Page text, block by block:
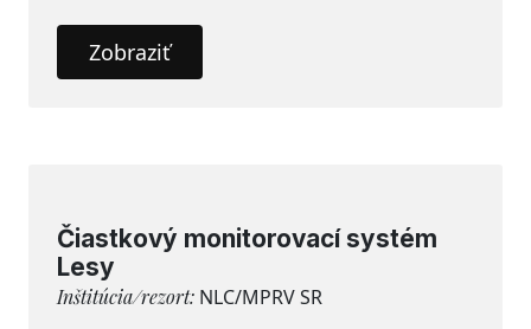
Zobraziť
Čiastkový monitorovací systém
Lesy
Inštitúcia/rezort: NLC/MPRV SR